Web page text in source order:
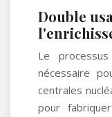
Double
Le
nécessaire
centrales
pour